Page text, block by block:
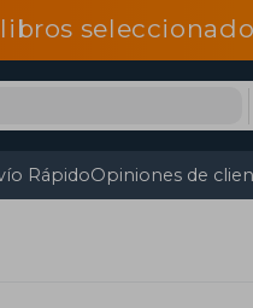
libros
RápidoOpiniones de